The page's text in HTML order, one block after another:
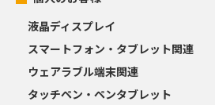
液晶ディスプレイ
スマートフォン・タブレット関連
ウェアラブル端末関連
タッチペン・ペンタブレット